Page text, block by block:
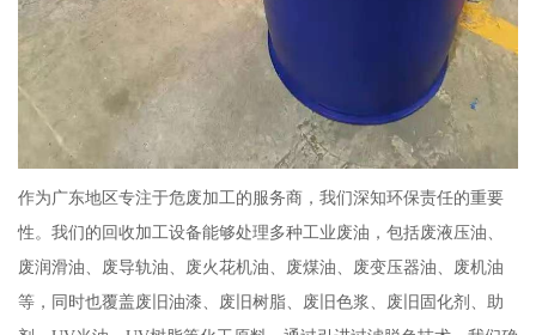
作为广东地区专注于危废加工的服务商，我们深知环保责任的重要
性。我们的回收加工设备能够处理多种工业废油，包括废液压油、
废润滑油、废导轨油、废火花机油、废煤油、废变压器油、废机油
等，同时也覆盖废旧油漆、废旧树脂、废旧色浆、废旧固化剂、助